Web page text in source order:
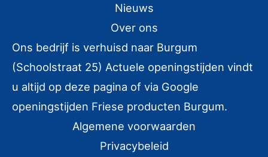
n
a
a
r
Nieuws
Over ons
Ons bedrijf is verhuisd naar Burgum
(Schoolstraat 25) Actuele openingstijden vindt
u altijd op deze pagina of via Google
openingstijden Friese producten Burgum.
Algemene voorwaarden
Privacybeleid